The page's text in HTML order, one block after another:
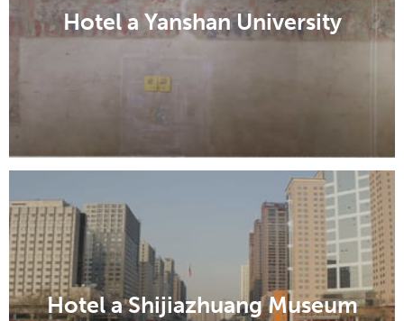
Hotel a Yanshan University
Hotel a Shijiazhuang Museum